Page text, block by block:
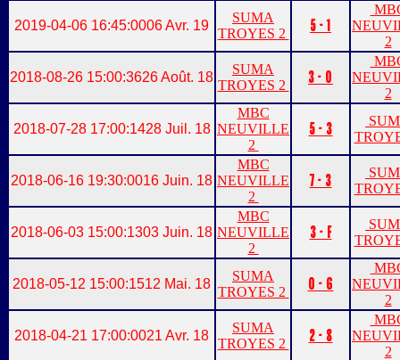
2019-04-06 16:45:0006 Avr. 19
SUMA
TROYES 2
5 - 1
2
2018-08-26 15:00:3626 Août. 18
SUMA
TROYES 2
3 - 0
2
2018-07-28 17:00:1428 Juil. 18
MBC
NEUVILLE
2
5 - 3
2018-06-16 19:30:0016 Juin. 18
MBC
NEUVILLE
2
7 - 3
2018-06-03 15:00:1303 Juin. 18
MBC
NEUVILLE
2
3 - F
2018-05-12 15:00:1512 Mai. 18
SUMA
TROYES 2
0 - 6
2
2018-04-21 17:00:0021 Avr. 18
SUMA
TROYES 2
2 - 8
2